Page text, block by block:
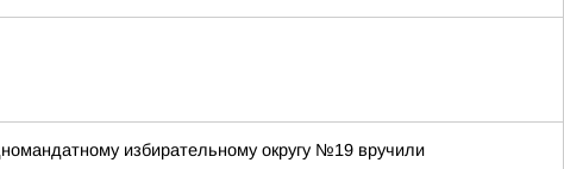
избирательному округу №19 вручили